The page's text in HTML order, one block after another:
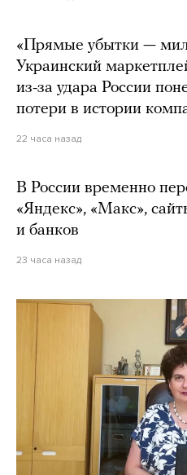
«Прямые убытки —
Украинский
из-за удара России
потери в истории
22 часа назад
В России временно
«Яндекс», «Макс»,
и банков
23 часа назад